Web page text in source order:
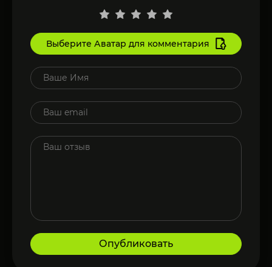
Выберите Аватар для комментария
Опубликовать